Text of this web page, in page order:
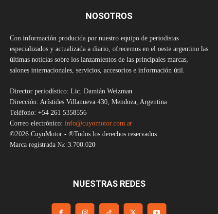
NOSOTROS
Con información producida por nuestro equipo de periodistas
especializados y actualizada a diario, ofrecemos en el oeste argentino las
últimas noticias sobre los lanzamientos de las principales marcas,
salones internacionales, servicios, accesorios e información útil.
Director periodístico: Lic. Damián Weizman
Dirección: Arístides Villanueva 430, Mendoza, Argentina
Teléfono: +54 261 5358556
Correo electrónico: info@cuyomotor.com.ar
©2026 CuyoMotor - ®Todos los derechos reservados
Marca registrada №: 3.700.020
NUESTRAS REDES